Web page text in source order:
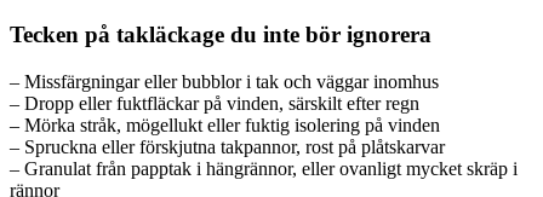
Tecken på takläckage du inte bör ignorera
– Missfärgningar eller bubblor i tak och väggar inomhus
– Dropp eller fuktfläckar på vinden, särskilt efter regn
– Mörka stråk, mögellukt eller fuktig isolering på vinden
– Spruckna eller förskjutna takpannor, rost på plåtskarvar
– Granulat från papptak i hängrännor, eller ovanligt mycket skräp i
rännor